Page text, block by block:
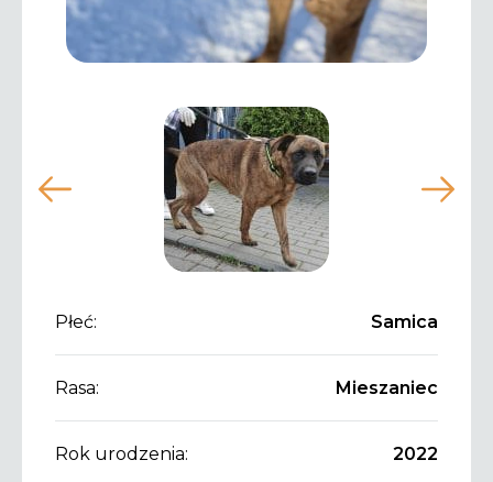
Płeć: Samica
Rasa: Mieszaniec
Rok urodzenia: 2022